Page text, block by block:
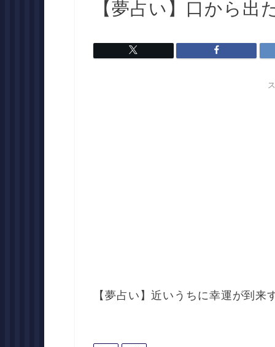
【夢占い】口から出
【夢占い】近いうちに幸運が到来